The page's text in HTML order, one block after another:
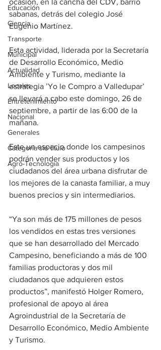
Educación
Ciencia
Transporte
Municipal
Actualidad
Locales
Entretenimiento
Nacional
Generales
Categoría sin título
Agro-Tecnología
ocasión, en la cancha del CDV, barrio
sabanas, detrás del colegio José
Eugenio Martínez.
Esta actividad, liderada por la Secretaría
de Desarrollo Económico, Medio
Ambiente y Turismo, mediante la
estrategia ’Yo le Compro a Valledupar’
se llevará a cabo este domingo, 26 de
septiembre, a partir de las 6:00 de la
mañana.
Este un espacio donde los campesinos
podrán vender sus productos y los
ciudadanos del área urbana disfrutar de
los mejores de la canasta familiar, a muy
buenos precios y sin intermediarios.
“Ya son más de 175 millones de pesos
los vendidos en estas tres versiones
que se han desarrollado del Mercado
Campesino, beneficiando a más de 100
familias productoras y dos mil
ciudadanos que adquieren estos
productos”, manifestó Holger Romero,
profesional de apoyo al área
Agroindustrial de la Secretaría de
Desarrollo Económico, Medio Ambiente
y Turismo.